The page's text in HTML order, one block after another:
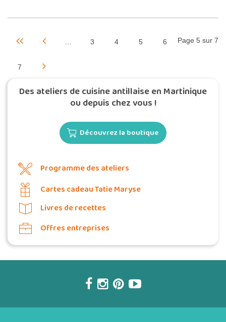
Page 5 sur 7
3 4 5 6
7
Des ateliers de cuisine antillaise en Martinique
ou depuis chez vous !
Découvrez la boutique
Programme des ateliers
Cartes cadeau Tatie Maryse
Livres de recettes
Offres entreprises